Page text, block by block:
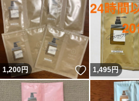
1,200円 いいね！
1,495円